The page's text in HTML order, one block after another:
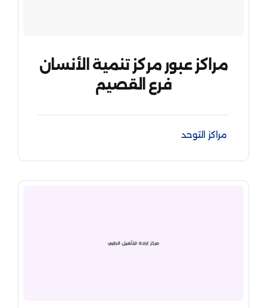
مراكز عبور مركز تنمية الأنسان
فرع القصيم
مراكز التوحد